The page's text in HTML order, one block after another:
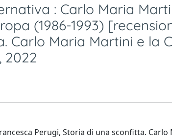
: Carlo Maria
(1986-1993)
Carlo Maria Martini e la
2022
Perugi, Storia di una sconfitta.